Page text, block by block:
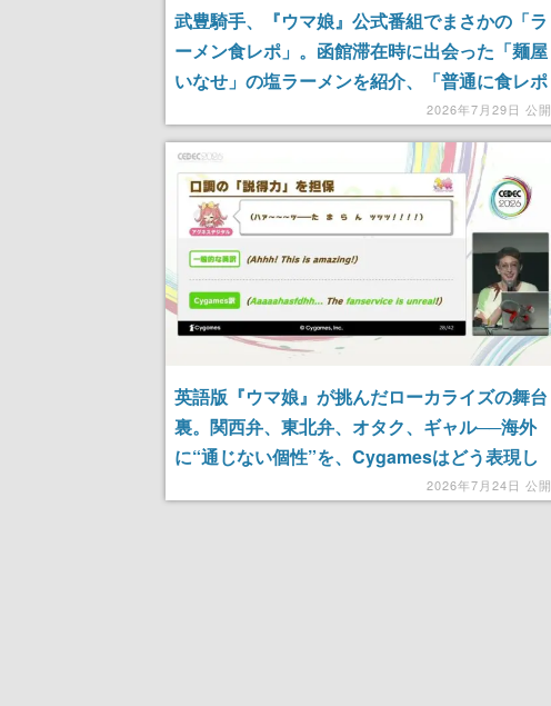
武豊騎手、『ウマ娘』公式番組でまさかの「ラ
ーメン食レポ」。函館滞在時に出会った「麺屋
いなせ」の塩ラーメンを紹介、「普通に食レポ
してるの面白過ぎる」などの声集まる2026年7月29日 公開
英語版『ウマ娘』が挑んだローカライズの舞台
裏。関西弁、東北弁、オタク、ギャル──海外
に“通じない個性”を、Cygamesはどう表現し
2026年7月24日 公開